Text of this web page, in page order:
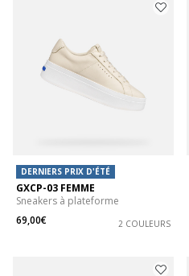
DERNIERS PRIX D'ÉTÉ
GXCP-03 FEMME
Sneakers à plateforme
69,00€
2 COULEURS